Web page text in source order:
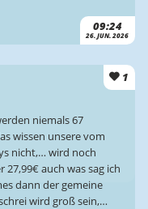
09:24
26. JUN. 2026
1
niemals 67
wissen unsere vom
nicht,… wird noch
auch was sag ich
dann der gemeine
wird groß sein,…